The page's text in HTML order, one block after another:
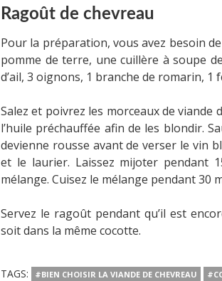
Ragoût de chevreau
Pour la préparation, vous avez besoin
pomme de terre, une cuillère à soupe
d’ail, 3 oignons, 1 branche de romarin,
Salez et poivrez les morceaux de viande
l’huile préchauffée afin de les blondir.
devienne rousse avant de verser le vin
et le laurier. Laissez mijoter pendant
mélange. Cuisez le mélange pendant 30
Servez le ragoût pendant qu’il est
soit dans la même cocotte.
TAGS: #BIEN CHOISIR LA VIANDE DE CHEVREAU